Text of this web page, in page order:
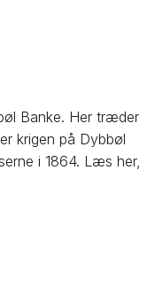
Banke. Her træder
krigen på Dybbøl
i 1864. Læs her,